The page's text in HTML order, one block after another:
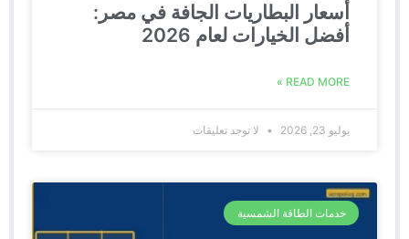
أسعار البطاريات الجافة في مصر:
أفضل الخيارات لعام 2026
READ MORE »
يوليو 23, 2026 لا توجد تعليقات
خدمات الطاقة الشمسية